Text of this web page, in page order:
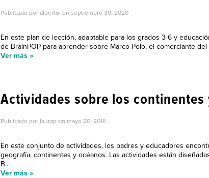
Publicado por albertol on septiembre 30, 2020
En este plan de lección, adaptable para los grados 3-6 y
de BrainPOP para aprender sobre Marco Polo, el comerciante
Ver más »
Actividades sobre los continentes
Publicado por laurap on mayo 20, 2016
En este conjunto de actividades, los padres y educadores
geografía, continentes y océanos. Las actividades están
B...
Ver más »